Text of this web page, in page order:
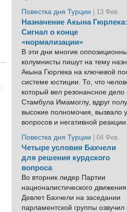
Повестка дня Турции
| 13 Фев.
Назначение Акына Гюрлека:
Сигнал о конце
«нормализации»
В эти дни многие
колумнисты пишут на тему
Акына Гюрлека на ключевой
системе юстиции. То, что
который вел резонансное дело
Стамбула Имамоглу, вдруг
высокие полномочия, вызвало
вопросов и негативной
Повестка дня Турции
| 04 Фев.
Четыре условия Бахчели
для решения курдского
вопроса
Во вторник лидер Партии
националистического
Девлет Бахчели на заседании
парламентской группы